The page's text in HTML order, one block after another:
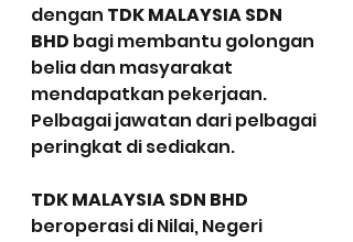
dengan TDK MALAYSIA SDN
BHD bagi membantu golongan
belia dan masyarakat
mendapatkan pekerjaan.
Pelbagai jawatan dari pelbagai
peringkat di sediakan.
TDK MALAYSIA SDN BHD
beroperasi di Nilai, Negeri